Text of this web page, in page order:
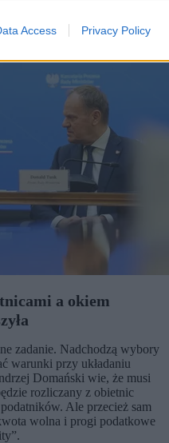
Access Privacy Policy
a okiem
zadanie. Nadchodzą wybory
warunki przy układaniu
Domański wie, że musi
rozliczany z obietnic
Ale przecież sam
wolna i progi podatkowe